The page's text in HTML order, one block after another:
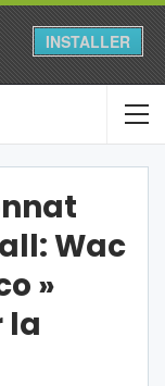
INSTALLER
Wac
»
la